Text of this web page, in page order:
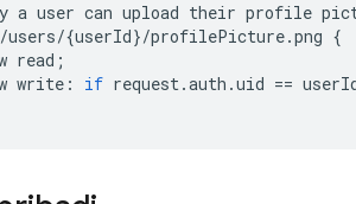
a user can upload their profile
/users/{userId}/profilePicture.png {
read ;
write : if request.auth .uid ==